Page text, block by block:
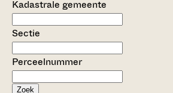
Kadastrale gemeente
Sectie
Perceelnummer
Zoek